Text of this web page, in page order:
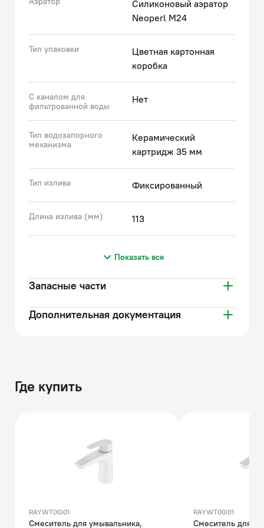
Силиконовый аэратор
Neoperl M24
Тип упаковки
Цветная картонная
коробка
С каналом для
фильтрованной воды
Нет
Тип водозапорного
механизма
Керамический
картридж 35 мм
Тип излива Фиксированный
Длина излива (мм) 113
Показать все
Запасные части
Дополнительная документация
Где купить
RAYWT00i01
Смеситель для умывальника,
RAYWT00i01
Смеситель для